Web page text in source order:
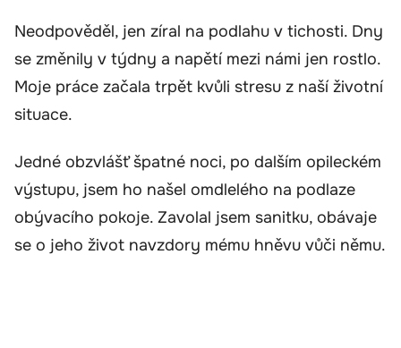
Neodpověděl, jen zíral na podlahu v tichosti. Dny
se změnily v týdny a napětí mezi námi jen rostlo.
Moje práce začala trpět kvůli stresu z naší životní
situace.
Jedné obzvlášť špatné noci, po dalším opileckém
výstupu, jsem ho našel omdlelého na podlaze
obývacího pokoje. Zavolal jsem sanitku, obávaje
se o jeho život navzdory mému hněvu vůči němu.